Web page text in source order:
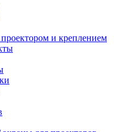
и креплением